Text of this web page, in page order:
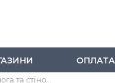
ОПЛАТА